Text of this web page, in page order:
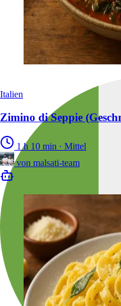
Italien
Zimino di Seppie
1 h 10 min · Mittel
von malsati-team